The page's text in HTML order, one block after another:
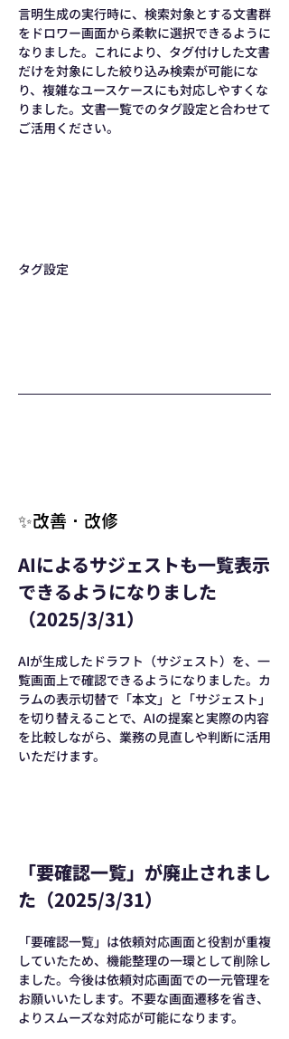
言明生成の実行時に、検索対象とする文書群
をドロワー画面から柔軟に選択できるように
なりました。これにより、タグ付けした文書
だけを対象にした絞り込み検索が可能にな
り、複雑なユースケースにも対応しやすくな
りました。文書一覧でのタグ設定と合わせて
ご活用ください。
タグ設定
✨改善・改修
AIによるサジェストも一覧表示
できるようになりました
（2025/3/31）
AIが生成したドラフト（サジェスト）を、一
覧画面上で確認できるようになりました。カ
ラムの表示切替で「本文」と「サジェスト」
を切り替えることで、AIの提案と実際の内容
を比較しながら、業務の見直しや判断に活用
いただけます。
「要確認一覧」が廃止されまし
た（2025/3/31）
「要確認一覧」は依頼対応画面と役割が重複
していたため、機能整理の一環として削除し
ました。今後は依頼対応画面での一元管理を
お願いいたします。不要な画面遷移を省き、
よりスムーズな対応が可能になります。